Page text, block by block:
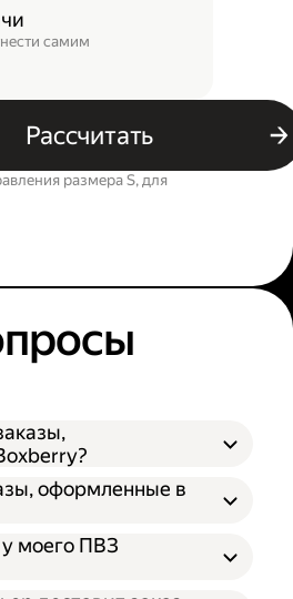
самим
Рассчитать
размера S, для
оформленные в
моего ПВЗ